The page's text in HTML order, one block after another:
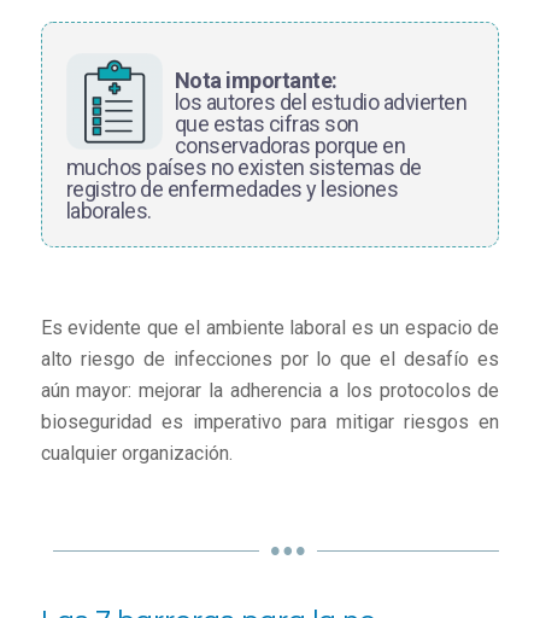
Nota importante:
los autores del estudio advierten
que estas cifras son
conservadoras porque en
muchos países no existen sistemas de
registro de enfermedades y lesiones
laborales.
Es evidente que el ambiente laboral es un espacio de
alto riesgo de infecciones por lo que el desafío es
aún mayor: mejorar la adherencia a los protocolos de
bioseguridad es imperativo para mitigar riesgos en
cualquier organización.